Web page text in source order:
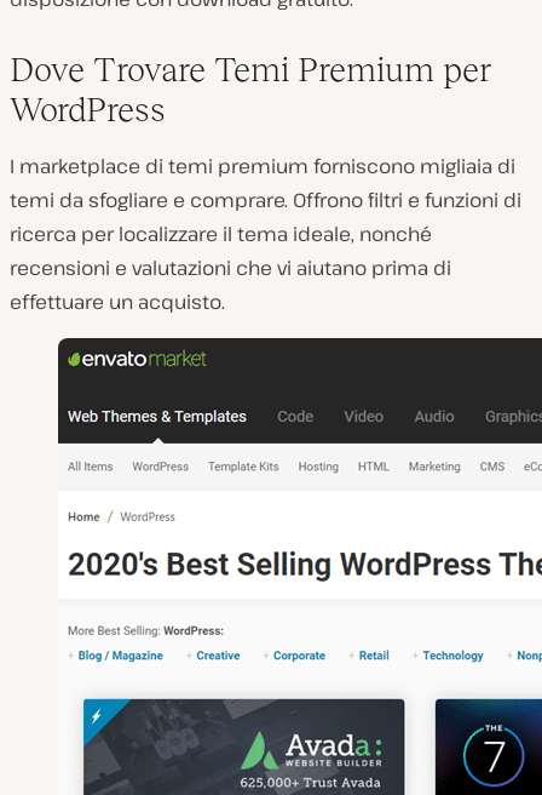
Dove Trovare Temi Premium per
WordPress
I marketplace di temi premium forniscono migliaia di
temi da sfogliare e comprare. Offrono filtri e funzioni di
ricerca per localizzare il tema ideale, nonché
recensioni e valutazioni che vi aiutano prima di
effettuare un acquisto.